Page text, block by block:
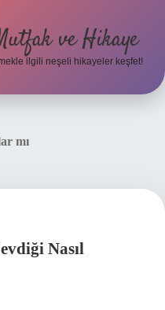
ve Hikaye
ilgili neşeli hikayeler keşfet!
mı
Nasıl